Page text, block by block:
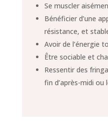
Se muscler
Bénéficier d’une
résistance, et
Avoir de l’énergie
Être sociable et
Ressentir des
fin d’après-midi ou